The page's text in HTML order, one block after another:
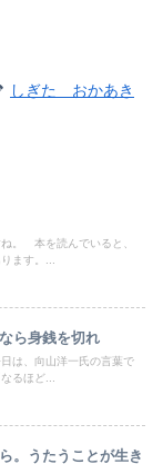
しぎた おかあき
。 本を読んでいると、
ます。...
ら身銭を切れ
は、向山洋一氏の言葉で
るほど...
。うたうことが生き